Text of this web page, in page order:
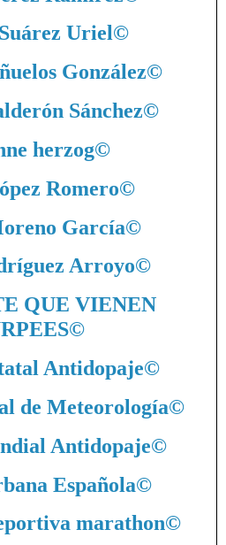
Uriel©
González©
Sánchez©
herzog©
Romero©
García©
Arroyo©
QUE VIENEN
©
Antidopaje©
de Meteorología©
Antidopaje©
Española©
marathon©